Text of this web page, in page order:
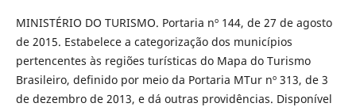
MINISTÉRIO DO TURISMO. Portaria nº 144, de 27 de agosto
de 2015. Estabelece a categorização dos municípios
pertencentes às regiões turísticas do Mapa do Turismo
Brasileiro, definido por meio da Portaria MTur nº 313, de 3
de dezembro de 2013, e dá outras providências. Disponível